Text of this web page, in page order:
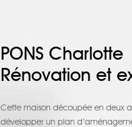
PONS Charlotte
Rénovation et
Cette maison découpée en deux
développer un plan